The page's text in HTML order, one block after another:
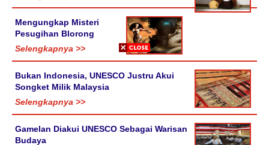
Mengungkap Misteri
Pesugihan Blorong
Selengkapnya >>
Bukan Indonesia, UNESCO Justru Akui
Songket Milik Malaysia
Selengkapnya >>
Gamelan Diakui UNESCO Sebagai Warisan
Budaya